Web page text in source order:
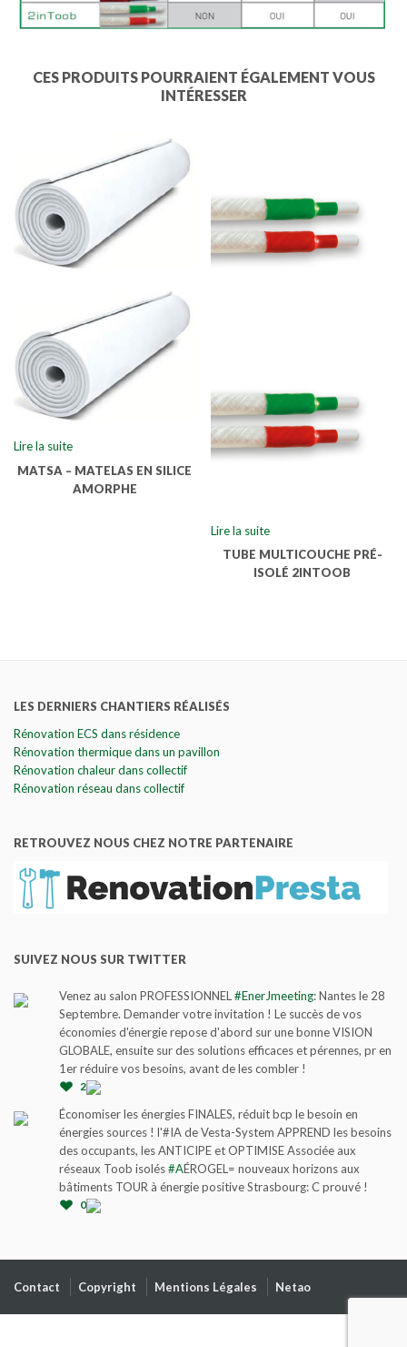
CES PRODUITS POURRAIENT ÉGALEMENT VOUS
INTÉRESSER
Lire la suite
MATSA – MATELAS EN SILICE
AMORPHE
Lire la suite
TUBE MULTICOUCHE PRÉ-
ISOLÉ 2INTOOB
LES DERNIERS CHANTIERS RÉALISÉS
Rénovation ECS dans résidence
Rénovation thermique dans un pavillon
Rénovation chaleur dans collectif
Rénovation réseau dans collectif
RETROUVEZ NOUS CHEZ NOTRE PARTENAIRE
SUIVEZ NOUS SUR TWITTER
Venez au salon PROFESSIONNEL #EnerJmeeting: Nantes le 28
Septembre. Demander votre invitation ! Le succès de vos
économies d'énergie repose d'abord sur une bonne VISION
GLOBALE, ensuite sur des solutions efficaces et pérennes, pr en
1er réduire vos besoins, avant de les combler !
2
Économiser les énergies FINALES, réduit bcp le besoin en
énergies sources ! l'#IA de Vesta-System APPREND les besoins
des occupants, les ANTICIPE et OPTIMISE Associée aux
réseaux Toob isolés#AÉROGEL= nouveaux horizons aux
bâtiments TOUR à énergie positive Strasbourg: C prouvé !
0
Contact Copyright Mentions Légales Netao